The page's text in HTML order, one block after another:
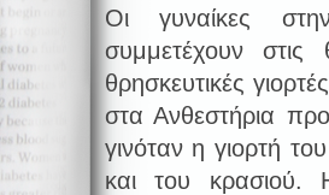
Οι γυναίκες
συμμετέχουν στις
θρησκευτικές
στα Ανθεστήρια
γινόταν η γιορτή
και του κρασιού.